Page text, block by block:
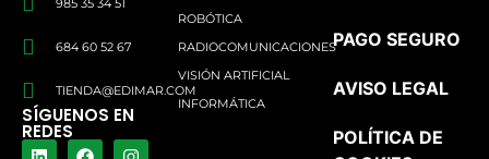
985 35 34 51
684 60 52 67
TIENDA@EDIMAR.COM
SÍGUENOS EN
REDES
ROBÓTICA
RADIOCOMUNICACIONES
VISIÓN ARTIFICIAL
INFORMÁTICA
PAGO SEGURO
AVISO LEGAL
POLÍTICA DE